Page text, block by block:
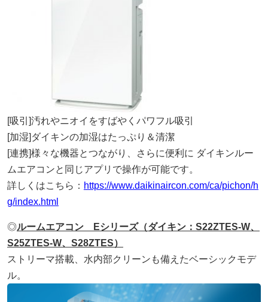
[吸引]汚れやニオイをすばやくパワフル吸引
[加湿]ダイキンの加湿はたっぷり＆清潔
[連携]様々な機器とつながり、さらに便利に ダイキンルー
ムエアコンと同じアプリで操作が可能です。
詳しくはこちら： https://www.daikinaircon.com/ca/pichon/h
g/index.html
◎ルームエアコン Eシリーズ（ダイキン：S22ZTES-W、
S25ZTES-W、S28ZTES）
ストリーマ搭載、水内部クリーンも備えたベーシックモデ
ル。